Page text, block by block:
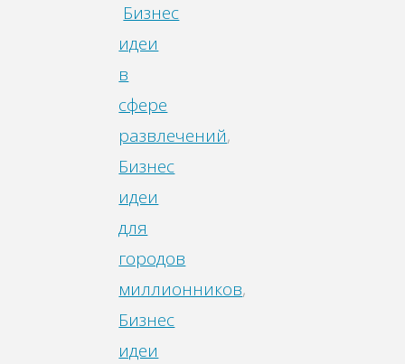
Бизнес
идеи
в
сфере
развлечений,
Бизнес
идеи
для
городов
миллионников,
Бизнес
идеи